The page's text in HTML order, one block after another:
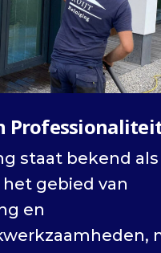
staat bekend
gebied van
en